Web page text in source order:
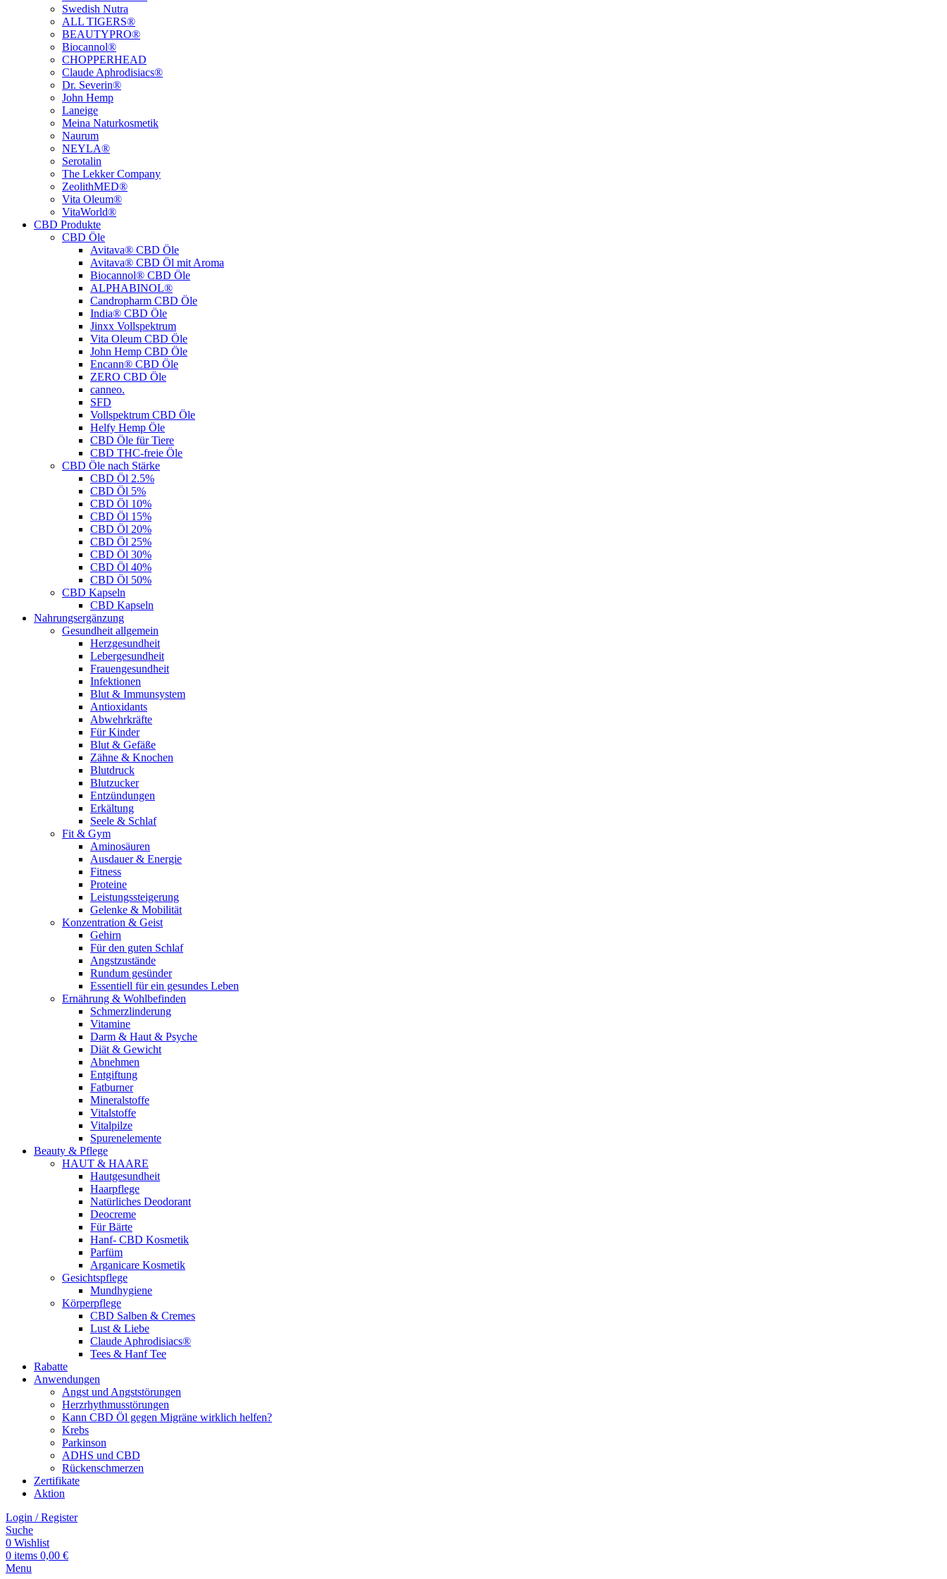
Swedish Nutra
ALL TIGERS®
BEAUTYPRO®
Biocannol®
CHOPPERHEAD
Claude Aphrodisiacs®
Dr. Severin®
John Hemp
Laneige
Meina Naturkosmetik
Naurum
NEYLA®
Serotalin
The Lekker Company
ZeolithMED®
Vita Oleum®
VitaWorld®
CBD Produkte
CBD Öle
Avitava® CBD Öle
Avitava® CBD Öl mit Aroma
Biocannol® CBD Öle
ALPHABINOL®
Candropharm CBD Öle
India® CBD Öle
Jinxx Vollspektrum
Vita Oleum CBD Öle
John Hemp CBD Öle
Encann® CBD Öle
ZERO CBD Öle
canneo.
SFD
Vollspektrum CBD Öle
Helfy Hemp Öle
CBD Öle für Tiere
CBD THC-freie Öle
CBD Öle nach Stärke
CBD Öl 2.5%
CBD Öl 5%
CBD Öl 10%
CBD Öl 15%
CBD Öl 20%
CBD Öl 25%
CBD Öl 30%
CBD Öl 40%
CBD Öl 50%
CBD Kapseln
CBD Kapseln
Nahrungsergänzung
Gesundheit allgemein
Herzgesundheit
Lebergesundheit
Frauengesundheit
Infektionen
Blut & Immunsystem
Antioxidants
Abwehrkräfte
Für Kinder
Blut & Gefäße
Zähne & Knochen
Blutdruck
Blutzucker
Entzündungen
Erkältung
Seele & Schlaf
Fit & Gym
Aminosäuren
Ausdauer & Energie
Fitness
Proteine
Leistungssteigerung
Gelenke & Mobilität
Konzentration & Geist
Gehirn
Für den guten Schlaf
Angstzustände
Rundum gesünder
Essentiell für ein gesundes Leben
Ernährung & Wohlbefinden
Schmerzlinderung
Vitamine
Darm & Haut & Psyche
Diät & Gewicht
Abnehmen
Entgiftung
Fatburner
Mineralstoffe
Vitalstoffe
Vitalpilze
Spurenelemente
Beauty & Pflege
HAUT & HAARE
Hautgesundheit
Haarpflege
Natürliches Deodorant
Deocreme
Für Bärte
Hanf- CBD Kosmetik
Parfüm
Arganicare Kosmetik
Gesichtspflege
Mundhygiene
Körperpflege
CBD Salben & Cremes
Lust & Liebe
Claude Aphrodisiacs®
Tees & Hanf Tee
Rabatte
Anwendungen
Angst und Angststörungen
Herzrhythmusstörungen
Kann CBD Öl gegen Migräne wirklich helfen?
Krebs
Parkinson
ADHS und CBD
Rückenschmerzen
Zertifikate
Aktion
Login / Register
Suche
0 Wishlist
0 items 0,00 €
Menu